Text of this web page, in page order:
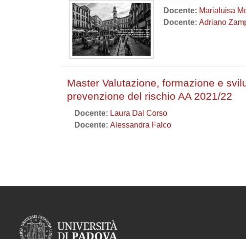
Docente: Marialuisa
Docente: Adriano
Master Valutazione, formazione e
prevenzione del rischio AA 2021/22
Docente: Laura Dal Corso
Docente: Alessandra Falco